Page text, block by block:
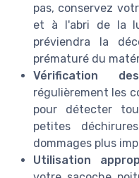
pas, conservez
et à l'abri de la
préviendra la
prématuré du
Vérification
régulièrement les
pour détecter
petites
dommages plus
Utilisation